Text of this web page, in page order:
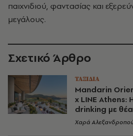
παιχνιδιού, φαντασίας και
μεγάλους.
Σχετικό Άρθρο
ΤΑΞΙΔΙΑ
Mandarin
x LINE Athens:
drinking με θέα
Χαρά